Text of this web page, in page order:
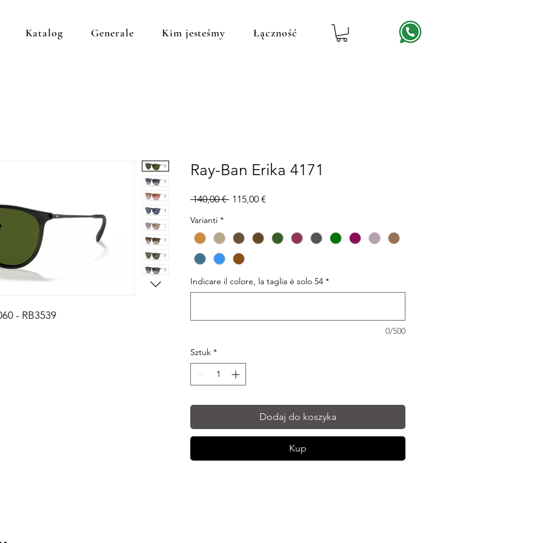
Katalog Generale Kim jesteśmy Łączność
- RB3539
Ray-Ban Erika 4171
140,00 € Regularna
115,00 €
Varianti *
Indicare il colore, la taglia é solo 54 *
0/500
Sztuk *
Dodaj do koszyka
Kup